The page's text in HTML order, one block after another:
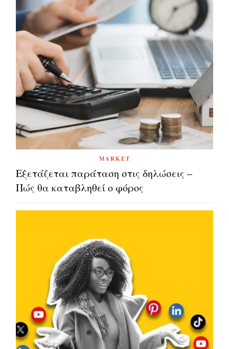
MARKET
Εξετάζεται παράταση στις δηλώσεις –
Πώς θα καταβληθεί ο φόρος